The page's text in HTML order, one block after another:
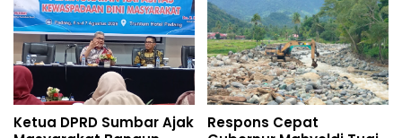
Ketua DPRD Sumbar Ajak
Respons Cepat